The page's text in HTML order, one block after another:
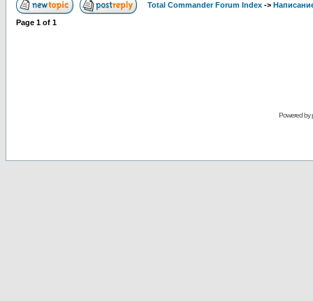
Total Commander Forum Index ->
Page 1 of 1
Powered by